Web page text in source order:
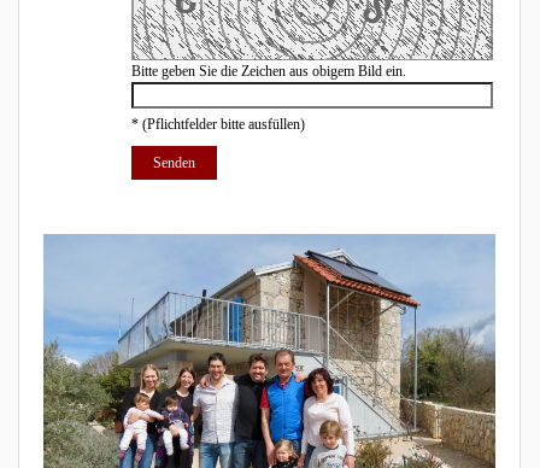
Bitte geben Sie die Zeichen aus obigem Bild ein.
* (Pflichtfelder bitte ausfüllen)